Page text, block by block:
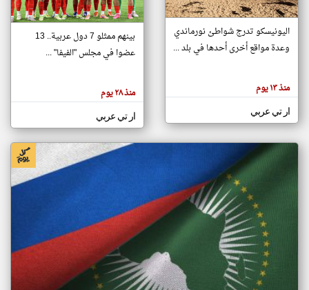
تغيير الدولة
اخبار جزر القمر على مدار الساعة
أهم اخبار جزر القمر العاجلة والمباشرة
هنا عن
وجهة
كاتبيها.
اليونيسكو تدرج شواطئ نورماندي
وعدة مواقع أخرى أحدها في بلد ...
منذ ١٣ يوم
ار تي عربي
بينهم ممثلو 7 دول عربية.. 13
عضوا في مجلس "الفيفا" ...
منذ ٢٨ يوم
ار تي عربي
klyoum.com